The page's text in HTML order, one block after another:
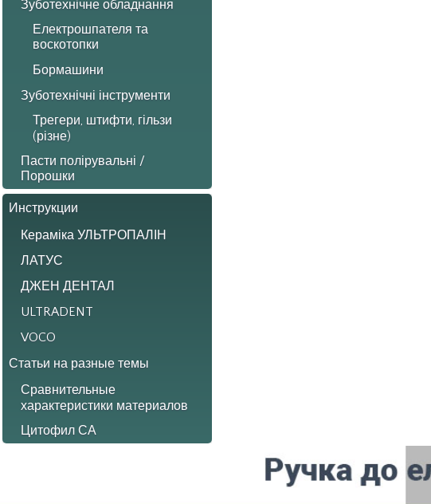
Зуботехнічне обладнання
Електрошпателя та
воскотопки
Бормашини
Зуботехнічні інструменти
Трегери, штифти, гільзи
(різне)
Пасти полірувальні /
Порошки
Инструкции
Кераміка УЛЬТРОПАЛІН
ЛАТУС
ДЖЕН ДЕНТАЛ
ULTRADENT
VOCO
Статьи на разные темы
Сравнительные
характеристики материалов
Цитофил СА